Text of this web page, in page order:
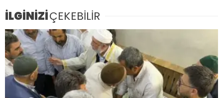
İLGİNİZİÇEKEBİLİR